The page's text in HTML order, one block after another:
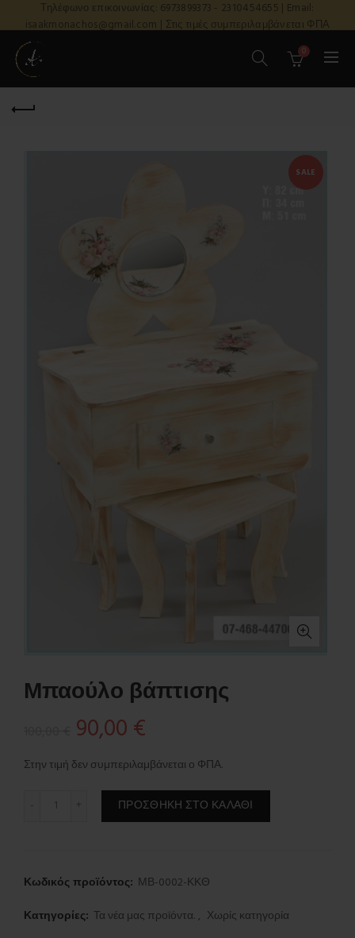
Τηλέφωνο επικοινωνίας: 6973899373 - 2310454655 | Email:
isaakmonachos@gmail.com | Στις τιμές συμπεριλαμβάνεται ΦΠΑ
0
SALE
Μπαούλο βάπτισης
Original
price
was:
100,00 €.
90,00 €
τρέχουσα
τιμή
είναι:
90,00 €.
Στην τιμή δεν συμπεριλαμβάνεται ο ΦΠΑ.
Μπαούλο βάπτισης ποσότητα
ΠΡΟΣΘΉΚΗ ΣΤΟ ΚΑΛΆΘΙ
Κωδικός προϊόντος: ΜΒ-0002-ΚΚΘ
Κατηγορίες: Τα νέα μας προϊόντα., Χωρίς κατηγορία